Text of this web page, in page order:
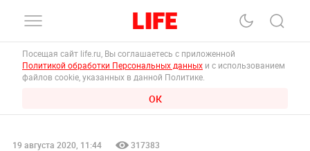
Посещая сайт life.ru, Вы соглашаетесь с приложенной
Политикой обработки Персональных данных и с использованием
файлов cookie, указанных в данной Политике.
ОК
19 августа 2020, 11:44 317383